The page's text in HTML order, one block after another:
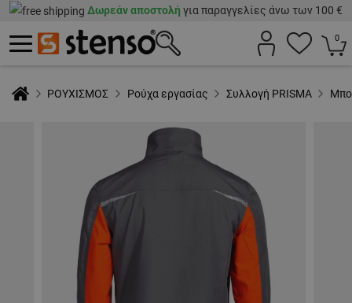
Δωρεάν αποστολή για παραγγελίες άνω των 100 €
0
ΡΟΥΧΙΣΜΟΣ Ρούχα εργασίας Συλλογή PRISMA